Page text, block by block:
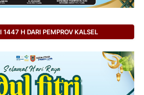
1447 H DARI PEMPROV KALSEL